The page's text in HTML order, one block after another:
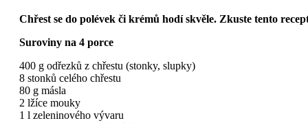
Chřest se do polévek či krémů hodí skvěle. Zkuste tento
Suroviny na 4 porce
400 g odřezků z chřestu (stonky, slupky)
8 stonků celého chřestu
80 g másla
2 lžíce mouky
1 l zeleninového vývaru